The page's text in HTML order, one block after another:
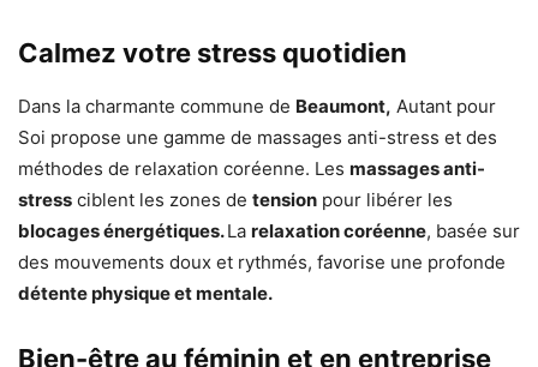
Calmez votre stress quotidien
Dans la charmante commune de Beaumont, Autant pour
Soi propose une gamme de massages anti-stress et des
méthodes de relaxation coréenne. Les massages anti-
stress ciblent les zones de tension pour libérer les
blocages énergétiques.La relaxation coréenne, basée sur
des mouvements doux et rythmés, favorise une profonde
détente physique et mentale.
Bien-être au féminin et en entreprise